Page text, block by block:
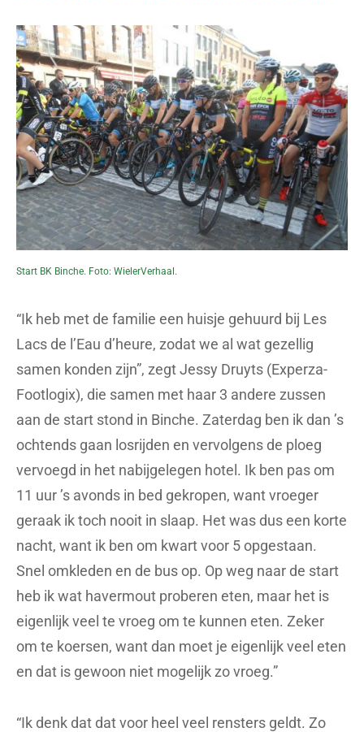
Start BK Binche. Foto: WielerVerhaal.
“Ik heb met de familie een huisje gehuurd bij Les
Lacs de l’Eau d’heure, zodat we al wat gezellig
samen konden zijn”, zegt Jessy Druyts (Experza-
Footlogix), die samen met haar 3 andere zussen
aan de start stond in Binche. Zaterdag ben ik dan ’s
ochtends gaan losrijden en vervolgens de ploeg
vervoegd in het nabijgelegen hotel. Ik ben pas om
11 uur ’s avonds in bed gekropen, want vroeger
geraak ik toch nooit in slaap. Het was dus een korte
nacht, want ik ben om kwart voor 5 opgestaan.
Snel omkleden en de bus op. Op weg naar de start
heb ik wat havermout proberen eten, maar het is
eigenlijk veel te vroeg om te kunnen eten. Zeker
om te koersen, want dan moet je eigenlijk veel eten
en dat is gewoon niet mogelijk zo vroeg.”
“Ik denk dat dat voor heel veel rensters geldt. Zo